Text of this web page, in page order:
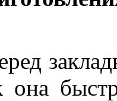
она